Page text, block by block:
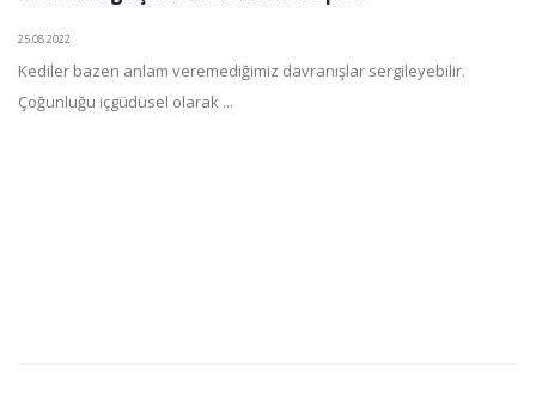
25.08.2022
Kediler bazen anlam veremediğimiz davranışlar sergileyebilir.
Çoğunluğu içgüdüsel olarak ...